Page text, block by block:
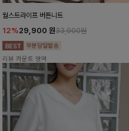
월스트라이프 버튼니트
12%29,900 원33,900원
리뷰 카운트 영역